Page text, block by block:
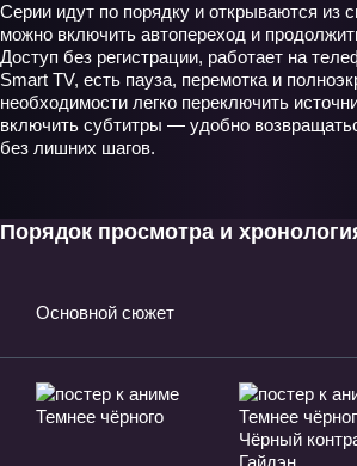
Серии идут по порядку и открываются из
можно включить автопереход и
Доступ без регистрации, работает на
Smart TV, есть пауза, перемотка и
необходимости легко переключить
включить субтитры — удобно
без лишних шагов.
Порядок просмотра и
Основной сюжет